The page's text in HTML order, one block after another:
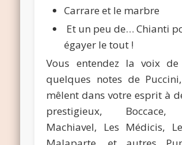
Carrare et le marbre
Et un peu de… Chianti
égayer le tout !
Vous entendez la voix de
quelques notes de
mêlent dans votre esprit à
prestigieux, Boccace,
Machiavel, Les Médicis,